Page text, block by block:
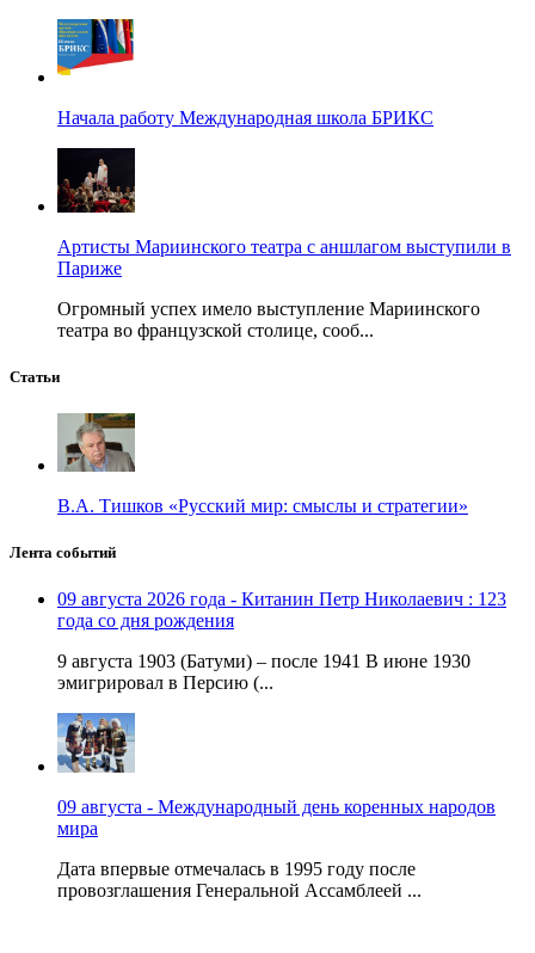
Начала работу Международная школа БРИКС
Артисты Мариинского театра с аншлагом выступили в
Париже
Огромный успех имело выступление Мариинского
театра во французской столице, сооб...
Статьи
В.А. Тишков «Русский мир: смыслы и стратегии»
Лента событий
09 августа 2026 года - Китанин Петр Николаевич : 123
года со дня рождения
9 августа 1903 (Батуми) – после 1941 В июне 1930
эмигрировал в Персию (...
09 августа - Международный день коренных народов
мира
Дата впервые отмечалась в 1995 году после
провозглашения Генеральной Ассамблеей ...